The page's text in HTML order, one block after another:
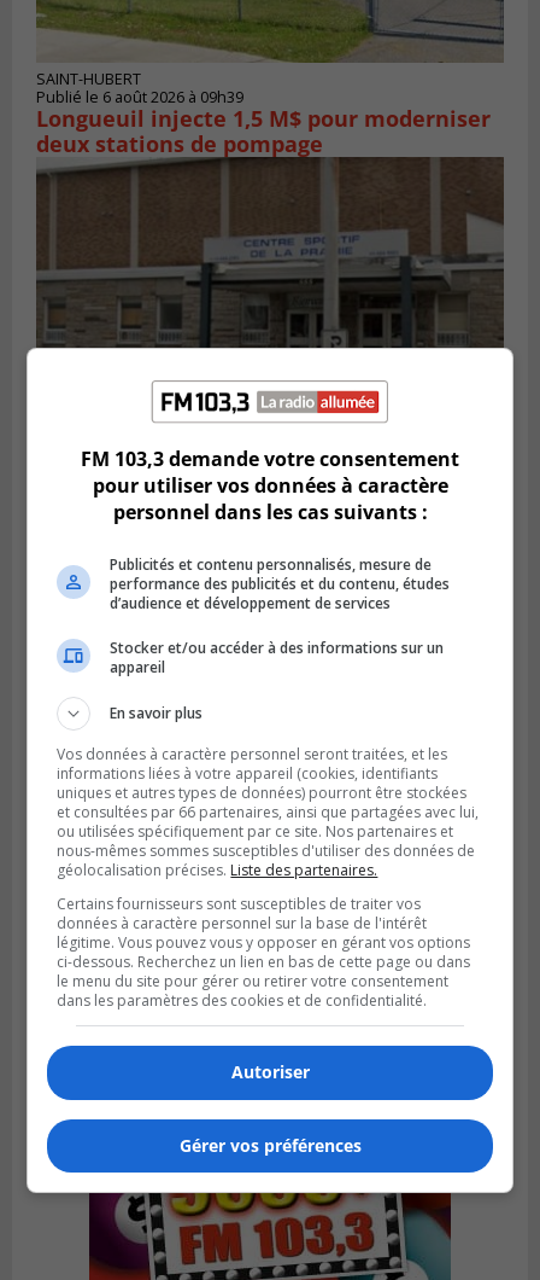
SAINT-HUBERT
Publié le 6 août 2026 à 09h39
Longueuil injecte 1,5 M$ pour moderniser
deux stations de pompage
LA PRAIRIE
Publié le 5 août 2026 à 11h59
La Prairie loue des espaces de glace
jusqu’en avril 2027
LA PRAIRIE
Publié le 4 août 2026 à 15h50
Le mur du rempart de La Prairie retrouve
sa jeunesse
FM 103,3 demande votre consentement
pour utiliser vos données à caractère
personnel dans les cas suivants :
Publicités et contenu personnalisés, mesure de
performance des publicités et du contenu, études
d’audience et développement de services
Stocker et/ou accéder à des informations sur un
appareil
En savoir plus
Vos données à caractère personnel seront traitées, et les
informations liées à votre appareil (cookies, identifiants
uniques et autres types de données) pourront être stockées
et consultées par 66 partenaires, ainsi que partagées avec lui,
ou utilisées spécifiquement par ce site. Nos partenaires et
nous-mêmes sommes susceptibles d'utiliser des données de
géolocalisation précises. Liste des partenaires.
Certains fournisseurs sont susceptibles de traiter vos
données à caractère personnel sur la base de l'intérêt
légitime. Vous pouvez vous y opposer en gérant vos options
ci-dessous. Recherchez un lien en bas de cette page ou dans
le menu du site pour gérer ou retirer votre consentement
dans les paramètres des cookies et de confidentialité.
Autoriser
Gérer vos préférences